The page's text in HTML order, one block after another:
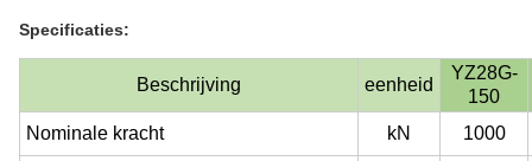
Specificaties:
Beschrijving eenheid
YZ28G-
150
Nominale kracht
kN
1000